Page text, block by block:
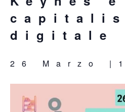
digitale
26 Marzo